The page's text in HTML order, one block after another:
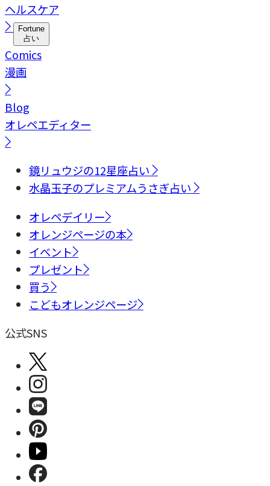
ヘルスケア
Fortune
占い
Comics
漫画
Blog
オレペエディター
鏡リュウジの12星座占い
水晶玉子のプレミアムうさぎ占い
オレペデイリー
オレンジページの本
イベント
プレゼント
買う
こどもオレンジページ
公式SNS